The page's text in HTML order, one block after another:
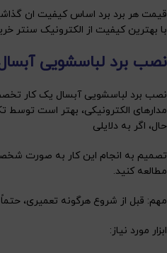
قیمت هر برد برد اساس کیفیت ان
با بهترین کیفیت از الکترونیک سنتر
نصب برد لباسشویی
نصب برد لباسشویی آبسال یک کار
مدارهای الکترونیکی، بهتر است توسط
حال، اگر به دلایلی
تصمیم به انجام این کار به صورت
مطالعه کنید.
مهم: قبل از شروع هرگونه تعمیری،
ابزار مورد نیاز: